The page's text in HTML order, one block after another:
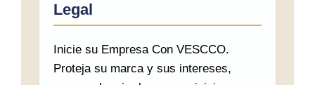
Legal
Inicie su Empresa Con VESCCO.
Proteja su marca y sus intereses,